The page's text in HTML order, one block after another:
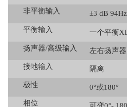
非平衡输入
±3 dB
平衡输入
一个平衡
扬声器/高级输入
左右扬声
接地输入
隔离
极性
0°或180°
相位